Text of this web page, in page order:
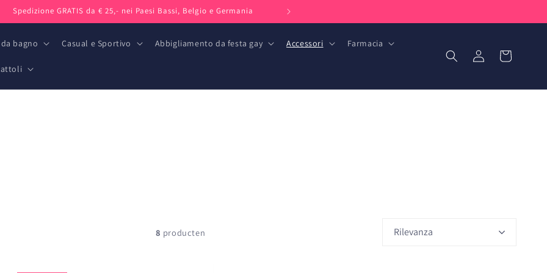
Spedizione GRATIS da € 25,- nei Paesi Bassi, Belgio e Germania Facilmente raggiungibile via telefono e WhatsApp: +31 (0) 85 051 6393
bagno Casual e Sportivo Abbigliamento da festa gay Accessori Farmacia
Accedi Carrello
8 producten Rilevanza